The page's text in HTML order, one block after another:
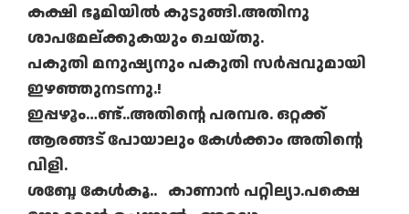
കക്ഷി ഭൂമിയിൽ കുടുങ്ങി.അതിനു
ശാപമേല്ക്കുകയും ചെയ്തു.
പകുതി മനുഷ്യനും പകുതി സർപ്പവുമായി
ഇഴഞ്ഞുനടന്നു.!
ഇപ്പഴൂം…ണ്ട്..അതിന്റെ പരമ്പര. ഒറ്റക്ക്
ആരങ്ങട് പോയാലും കേൾക്കാം അതിന്റെ
വിളി.
ശബ്ദേ കേൾകൂ.. കാണാൻ പറ്റില്യാ.പക്ഷെ